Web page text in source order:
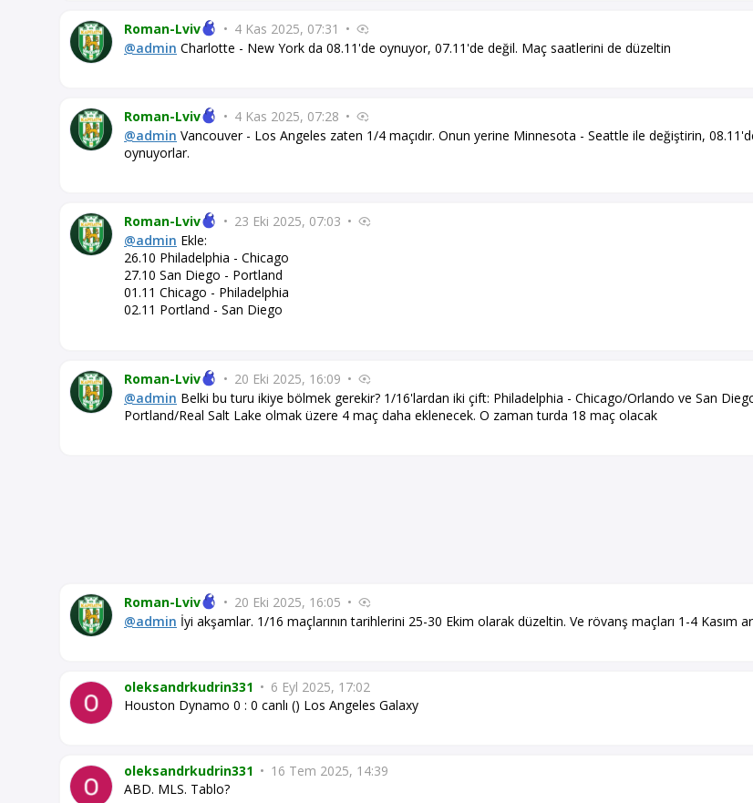
Roman-Lviv • 4 Kas 2025, 07:31 •
@admin Charlotte - New York da 08.11'de oynuyor, 07.11'de değil. Maç saatlerini de düzeltin
Roman-Lviv • 4 Kas 2025, 07:28 •
@admin Vancouver - Los Angeles zaten 1/4 maçıdır. Onun yerine Minnesota - Seattle ile değiştirin,
oynuyorlar.
Roman-Lviv • 23 Eki 2025, 07:03 •
@admin Ekle:
26.10 Philadelphia - Chicago
27.10 San Diego - Portland
01.11 Chicago - Philadelphia
02.11 Portland - San Diego
Roman-Lviv • 20 Eki 2025, 16:09 •
@admin Belki bu turu ikiye bölmek gerekir? 1/16'lardan iki çift: Philadelphia - Chicago/Orlando ve San
Portland/Real Salt Lake olmak üzere 4 maç daha eklenecek. O zaman turda 18 maç olacak
Roman-Lviv • 20 Eki 2025, 16:05 •
@admin İyi akşamlar. 1/16 maçlarının tarihlerini 25-30 Ekim olarak düzeltin. Ve rövanş maçları 1-4 Kasım
oleksandrkudrin331 • 6 Eyl 2025, 17:02
Houston Dynamo 0 : 0 canlı () Los Angeles Galaxy
oleksandrkudrin331 • 16 Tem 2025, 14:39
ABD. MLS. Tablo?